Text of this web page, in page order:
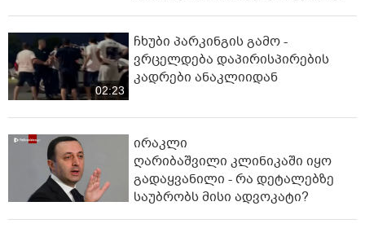
02:23
ჩხუბი პარკინგის გამო -
ვრცელდება დაპირისპირების
კადრები ანაკლიიდან
ირაკლი
ღარიბაშვილი კლინიკაში იყო
გადაყვანილი - რა დეტალებზე
საუბრობს მისი ადვოკატი?